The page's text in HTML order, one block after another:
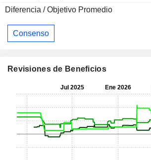
Diferencia / Objetivo Promedio
Consenso
Revisiones de Beneficios